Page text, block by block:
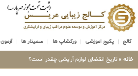
کالج پکیج اموزشی ورکشاپ ها سمینار ها آزمون
خانه » تاریخ انقضای لوازم آرایشی چقدر است؟